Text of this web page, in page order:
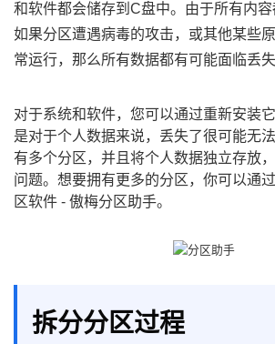
和软件都会储存到C盘中。由于所有内容
如果分区遭遇病毒的攻击，或其他某些
常运行，那么所有数据都有可能面临丢失
对于系统和软件，您可以通过重新安装
是对于个人数据来说，丢失了很可能无
有多个分区，并且将个人数据独立存放
问题。想要拥有更多的分区，你可以通
区软件 - 傲梅分区助手。
拆分分区过程